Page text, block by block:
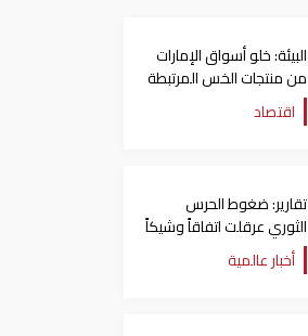
البيئة: خلو أسواق الإمارات
من منتجات الخس المرتبطة
بتفشي داء السيكلوسبورا
اقتصاد
تقارير: ضغوط الحرس
الثوري عرقلت اتفاقاً وشيكاً
حول هرمز
أخبار عالمية